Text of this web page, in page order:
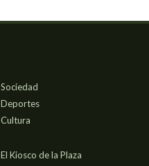
Sociedad
Deportes
Cultura
El Kiosco de la Plaza